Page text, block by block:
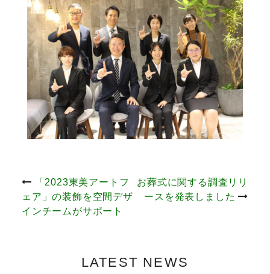
投
稿
「2023東美アートフ
ェア」の装飾を空間デザ
インチームがサポート
お葬式に関する調査リリ
ースを発表しました
LATEST NEWS